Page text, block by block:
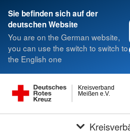
Sie befinden sich auf der
deutschen Website
You are on the German website,
you can use the switch to switch to
the English one
Meißen e.V.
Kreisverband